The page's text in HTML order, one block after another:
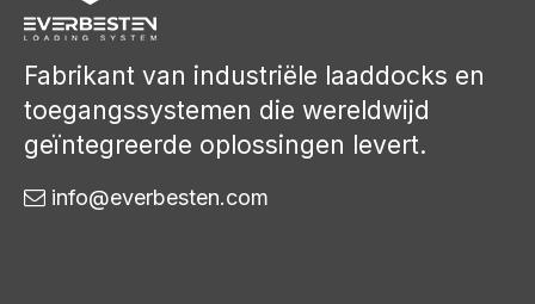
Fabrikant van industriële laaddocks en
toegangssystemen die wereldwijd
geïntegreerde oplossingen levert.
 info@everbesten.com